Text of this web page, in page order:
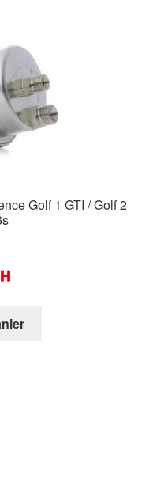
Golf 1 GTI / Golf 2